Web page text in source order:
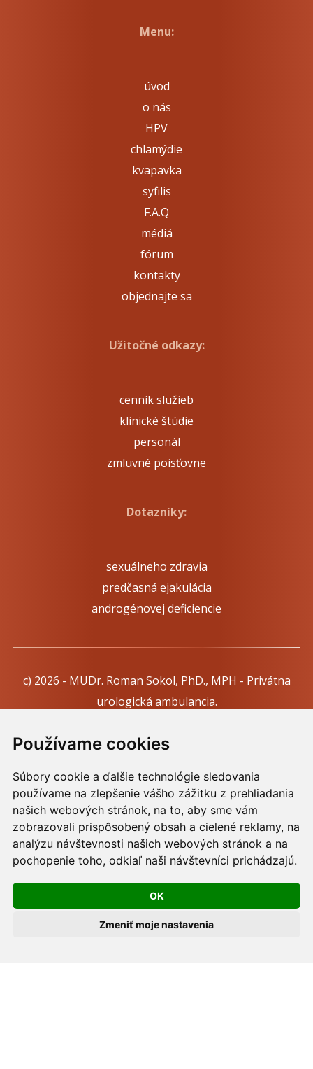
Používame cookies
Súbory cookie a ďalšie technológie sledovania
používame na zlepšenie vášho zážitku z prehliadania
našich webových stránok, na to, aby sme vám
zobrazovali prispôsobený obsah a cielené reklamy, na
analýzu návštevnosti našich webových stránok a na
pochopenie toho, odkiaľ naši návštevníci prichádzajú.
OK
Zmeniť moje nastavenia
Menu:
úvod
o nás
HPV
chlamýdie
kvapavka
syfilis
F.A.Q
médiá
fórum
kontakty
objednajte sa
Užitočné odkazy:
cenník služieb
klinické štúdie
personál
zmluvné poisťovne
Dotazníky:
sexuálneho zdravia
predčasná ejakulácia
androgénovej deficiencie
c) 2026 - MUDr. Roman Sokol, PhD., MPH - Privátna
urologická ambulancia.
podmienkach prevádzkovateľa.
Používame cookies -nastavenie cookies.
Skopírovaním textu alebo časti textu z akejkoľvek
stránky tohto webu a jeho umiestnením na iný web
porušíte práva MUDr. Romana Sokola, PhD., MPH, ako
aj práva ďalších osôb zúčastnených na tvorbe obsahu
pre tento web.